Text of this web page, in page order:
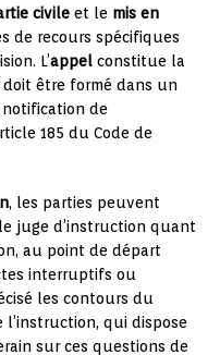
civile et le mis en
de recours spécifiques
L’appel constitue la
être formé dans un
de
185 du Code de
, les parties peuvent
juge d’instruction quant
au point de départ
interruptifs ou
les contours du
l’instruction, qui dispose
sur ces questions de